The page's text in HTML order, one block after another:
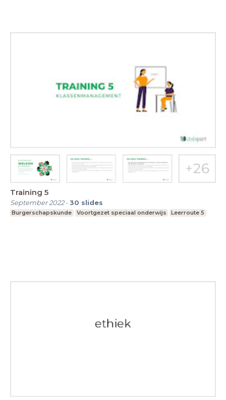
Training 5
September 2022-30 slides
Burgerschapskunde Voortgezet speciaal onderwijs Leerroute 5